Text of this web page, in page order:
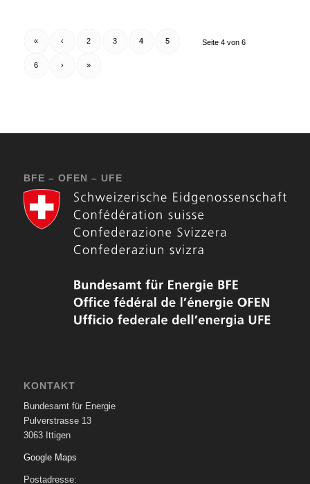
Seite 4 von 6
« ‹ 2 3 4 5
6 › »
BFE – OFEN – UFE
KONTAKT
Bundesamt für Energie
Pulverstrasse 13
3063 Ittigen
Google Maps
Postadresse: